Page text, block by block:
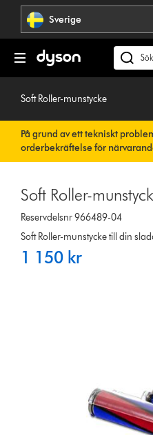
Hoppa
navigering
Sverige
Sök
på
Soft Roller-munstycke
På grund av ett tekniskt
orderbekräftelse för
redan på en snabb lösning.
automatiskt.
Soft Roller-
Reservdelsnr 966489-04
Soft Roller-munstycke till din
1 150 kr